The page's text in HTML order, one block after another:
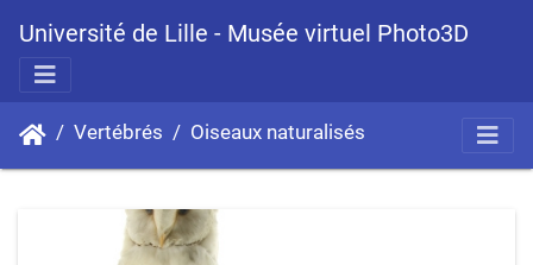
Université de Lille - Musée virtuel Photo3D
Vertébrés Oiseaux naturalisés